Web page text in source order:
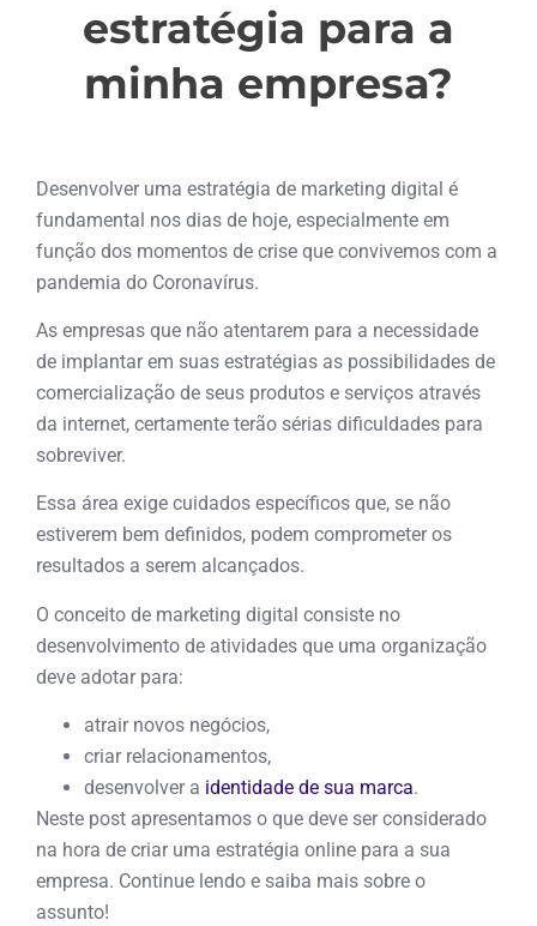
estratégia para a
minha empresa?
Desenvolver uma estratégia de marketing digital é
fundamental nos dias de hoje, especialmente em
função dos momentos de crise que convivemos com a
pandemia do Coronavírus.
As empresas que não atentarem para a necessidade
de implantar em suas estratégias as possibilidades de
comercialização de seus produtos e serviços através
da internet, certamente terão sérias dificuldades para
sobreviver.
Essa área exige cuidados específicos que, se não
estiverem bem definidos, podem comprometer os
resultados a serem alcançados.
O conceito de marketing digital consiste no
desenvolvimento de atividades que uma organização
deve adotar para:
atrair novos negócios,
criar relacionamentos,
desenvolver a identidade de sua marca.
Neste post apresentamos o que deve ser considerado
na hora de criar uma estratégia online para a sua
empresa. Continue lendo e saiba mais sobre o
assunto!